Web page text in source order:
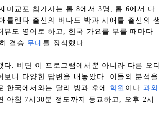
미교포 참가자는 톱 8에서 3명 , 톱 6에서 다
틀랜타 출신의 버나드 박과 시애틀 출신의 샘
뷰도 영어로 하고 , 한국 가요를 부를 때마다
결승 무대 를 장식했다.
다. 비단 이 프로그램에서뿐 아니라 다른 오디
보니 다양한 답변을 내놓았다. 이들의 분석을
한국에서와는 달리 방과 후에 학원 이나 과외
아침 7시 30분 정도까지 등교하고 , 오후 2시